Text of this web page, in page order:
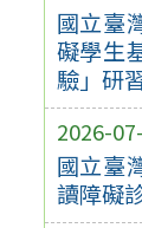
國立臺
礙學生
驗」研
2026-
國立臺
讀障礙